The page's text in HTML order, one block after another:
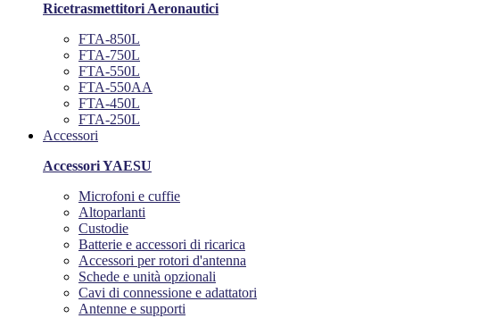
Ricetrasmettitori Aeronautici
FTA-850L
FTA-750L
FTA-550L
FTA-550AA
FTA-450L
FTA-250L
Accessori
Accessori YAESU
Microfoni e cuffie
Altoparlanti
Custodie
Batterie e accessori di ricarica
Accessori per rotori d'antenna
Schede e unità opzionali
Cavi di connessione e adattatori
Antenne e supporti